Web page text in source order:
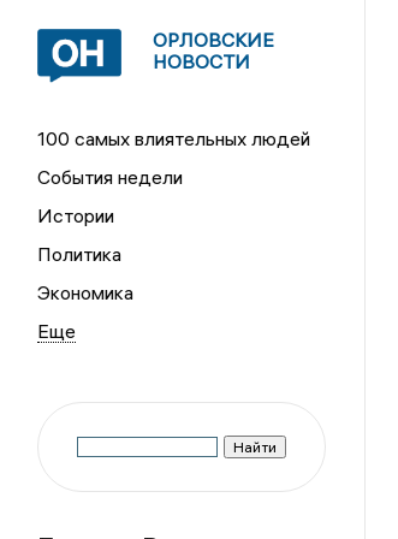
ОРЛОВСКИЕ
НОВОСТИ
100 самых влиятельных людей
События недели
Истории
Политика
Экономика